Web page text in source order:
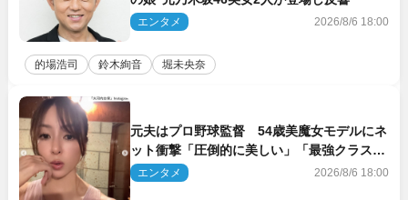
エンタメ 2026/8/6 18:00
的場浩司 鈴木絢音 堀未央奈
元夫はプロ野球監督 54歳美魔女モデルにネ
ット衝撃「圧倒的に美しい」「最強クラス」
「うっとり」
エンタメ 2026/8/6 18:00